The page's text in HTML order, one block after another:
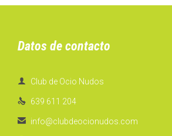
Datos de contacto
 Club de Ocio Nudos
 639 611 204
 info@clubdeocionudos.com